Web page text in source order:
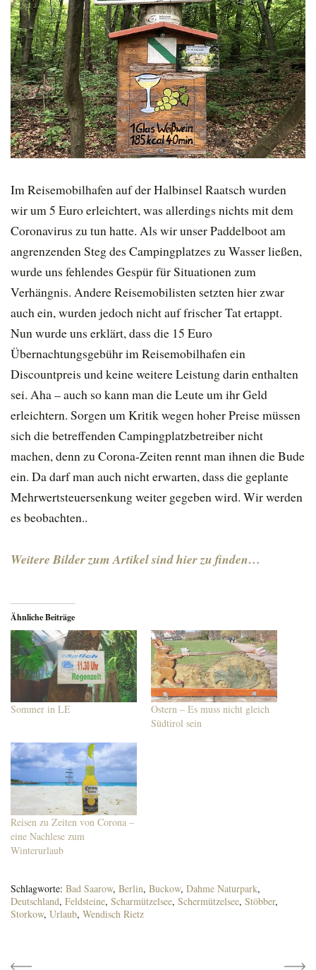
Im Reisemobilhafen auf der Halbinsel Raatsch wurden
wir um 5 Euro erleichtert, was allerdings nichts mit dem
Coronavirus zu tun hatte. Als wir unser Paddelboot am
angrenzenden Steg des Campingplatzes zu Wasser ließen,
wurde uns fehlendes Gespür für Situationen zum
Verhängnis. Andere Reisemobilisten setzten hier zwar
auch ein, wurden jedoch nicht auf frischer Tat ertappt.
Nun wurde uns erklärt, dass die 15 Euro
Übernachtungsgebühr im Reisemobilhafen ein
Discountpreis und keine weitere Leistung darin enthalten
sei. Aha – auch so kann man die Leute um ihr Geld
erleichtern. Sorgen um Kritik wegen hoher Preise müssen
sich die betreffenden Campingplatzbetreiber nicht
machen, denn zu Corona-Zeiten rennt man ihnen die Bude
ein. Da darf man auch nicht erwarten, dass die geplante
Mehrwertsteuersenkung weiter gegeben wird. Wir werden
es beobachten..
Weitere Bilder zum Artikel sind hier zu finden…
Ähnliche Beiträge
Sommer in LE
Ostern – Es muss nicht gleich
Südtirol sein
Reisen zu Zeiten von Corona –
eine Nachlese zum
Winterurlaub
Schlagworte: Bad Saarow, Berlin, Buckow, Dahme Naturpark,
Deutschland, Feldsteine, Scharmützelsee, Schermützelsee, Stöbber,
Storkow, Urlaub, Wendisch Rietz